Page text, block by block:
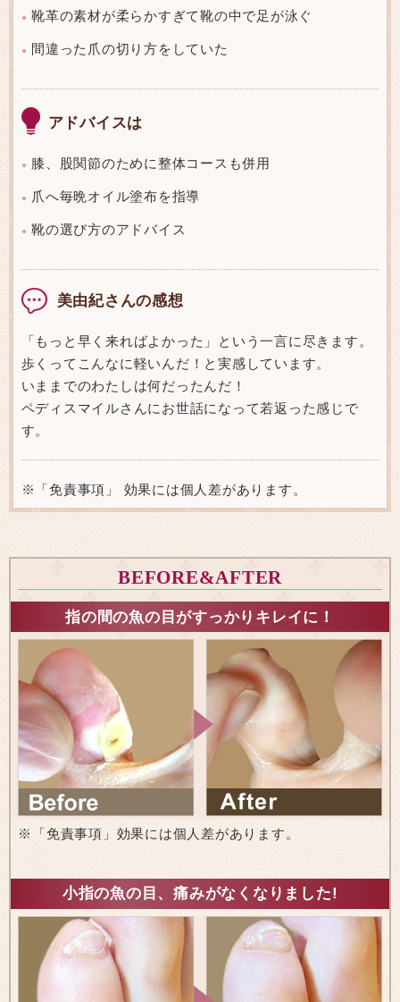
● 靴革の素材が柔らかすぎて靴の中で足が泳ぐ
● 間違った爪の切り方をしていた
アドバイスは
● 膝、股関節のために整体コースも併用
● 爪へ毎晩オイル塗布を指導
● 靴の選び方のアドバイス
美由紀さんの感想
「もっと早く来ればよかった」という一言に尽きます。
歩くってこんなに軽いんだ！と実感しています。
いままでのわたしは何だったんだ！
ペディスマイルさんにお世話になって若返った感じで
す。
※「免責事項」 効果には個人差があります。
BEFORE&AFTER
指の間の魚の目がすっかりキレイに！
※「免責事項」効果には個人差があります。
小指の魚の目、痛みがなくなりました!